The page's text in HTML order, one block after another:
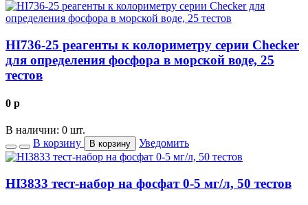
HI736-25 реагенты к колориметру серии Checker
для определения фосфора в морской воде, 25
тестов
0 p
В наличии: 0 шт.
В корзину
В корзину Уведомить
HI3833 тест-набор на фосфат 0-5 мг/л, 50 тестов